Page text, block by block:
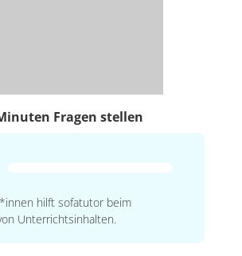
Fragen stellen
hilft sofatutor beim
Unterrichtsinhalten.